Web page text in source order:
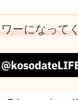
ーになって